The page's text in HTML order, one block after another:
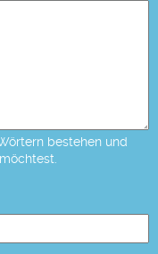
bestehen und